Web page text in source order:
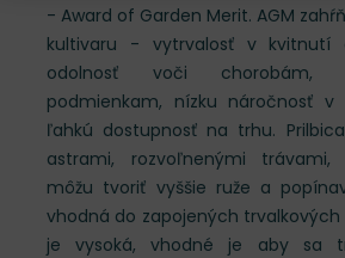
- Award of Garden Merit. AGM
kultivaru - vytrvalosť v kvitnutí
odolnosť voči chorobám,
podmienkam, nízku náročnosť
ľahkú dostupnosť na trhu.
astrami, rozvoľnenými trávami,
môžu tvoriť vyššie ruže a
vhodná do zapojených
je vysoká, vhodné je aby sa